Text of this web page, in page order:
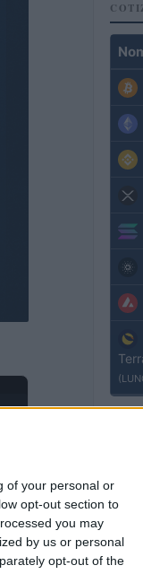
of your personal or
opt-out section to
you may
by us or personal
opt-out of the
1
2